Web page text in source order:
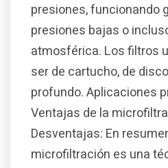
presiones, funcionando
presiones bajas o
atmosférica. Los filtros
ser de cartucho, de
profundo. Aplicaciones
Ventajas de la
Desventajas: En
microfiltración es una